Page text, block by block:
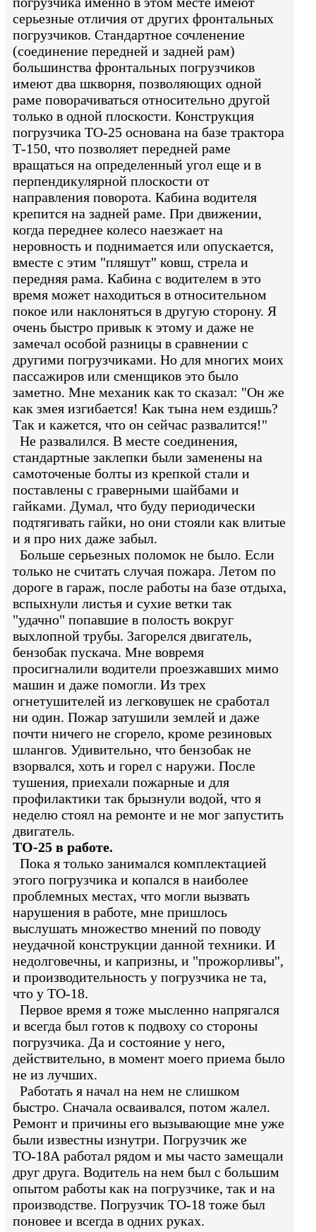
серьезные отличия от других фронтальных
погрузчиков. Стандартное сочленение
(соединение передней и задней рам)
большинства фронтальных погрузчиков
имеют два шкворня, позволяющих одной
раме поворачиваться относительно другой
только в одной плоскости. Конструкция
погрузчика ТО-25 основана на базе трактора
Т-150, что позволяет передней раме
вращаться на определенный угол еще и в
перпендикулярной плоскости от
направления поворота. Кабина водителя
крепится на задней раме. При движении,
когда переднее колесо наезжает на
неровность и поднимается или опускается,
вместе с этим "пляшут" ковш, стрела и
передняя рама. Кабина с водителем в это
время может находиться в относительном
покое или наклоняться в другую сторону. Я
очень быстро привык к этому и даже не
замечал особой разницы в сравнении с
другими погрузчиками. Но для многих моих
пассажиров или сменщиков это было
заметно. Мне механик как то сказал: "Он же
как змея изгибается! Как тына нем ездишь?
Так и кажется, что он сейчас развалится!"
Не развалился. В месте соединения,
стандартные заклепки были заменены на
самоточеные болты из крепкой стали и
поставлены с граверными шайбами и
гайками. Думал, что буду периодически
подтягивать гайки, но они стояли как влитые
и я про них даже забыл.
Больше серьезных поломок не было. Если
только не считать случая пожара. Летом по
дороге в гараж, после работы на базе отдыха,
вспыхнули листья и сухие ветки так
"удачно" попавшие в полость вокруг
выхлопной трубы. Загорелся двигатель,
бензобак пускача. Мне вовремя
просигналили водители проезжавших мимо
машин и даже помогли. Из трех
огнетушителей из легковушек не сработал
ни один. Пожар затушили землей и даже
почти ничего не сгорело, кроме резиновых
шлангов. Удивительно, что бензобак не
взорвался, хоть и горел с наружи. После
тушения, приехали пожарные и для
профилактики так брызнули водой, что я
неделю стоял на ремонте и не мог запустить
двигатель.
ТО-25 в работе.
Пока я только занимался комплектацией
этого погрузчика и копался в наиболее
проблемных местах, что могли вызвать
нарушения в работе, мне пришлось
выслушать множество мнений по поводу
неудачной конструкции данной техники. И
недолговечны, и капризны, и "прожорливы",
и производительность у погрузчика не та,
что у ТО-18.
Первое время я тоже мысленно напрягался
и всегда был готов к подвоху со стороны
погрузчика. Да и состояние у него,
действительно, в момент моего приема было
не из лучших.
Работать я начал на нем не слишком
быстро. Сначала осваивался, потом жалел.
Ремонт и причины его вызывающие мне уже
были известны изнутри. Погрузчик же
ТО-18А работал рядом и мы часто замещали
друг друга. Водитель на нем был с большим
опытом работы как на погрузчике, так и на
производстве. Погрузчик ТО-18 тоже был
поновее и всегда в одних руках.